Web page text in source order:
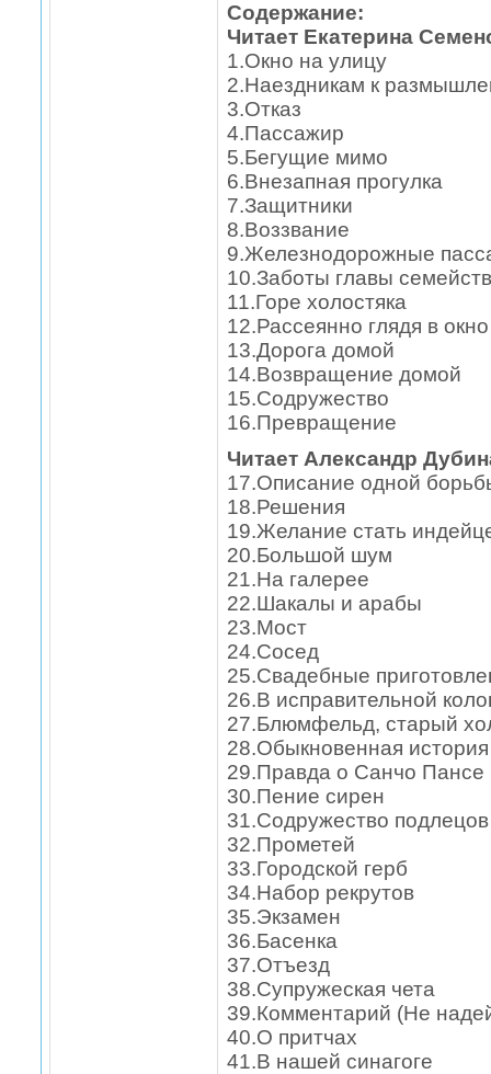
Содержание:
Читает Екатерина
1.Окно на улицу
2.Наездникам к
3.Отказ
4.Пассажир
5.Бегущие мимо
6.Внезапная прогулка
7.Защитники
8.Воззвание
9.Железнодорожные
10.Заботы главы
11.Горе холостяка
12.Рассеянно глядя в окно
13.Дорога домой
14.Возвращение домой
15.Содружество
16.Превращение
Читает Александр
17.Описание одной
18.Решения
19.Желание стать
20.Большой шум
21.На галерее
22.Шакалы и арабы
23.Мост
24.Сосед
25.Свадебные
26.В исправительной
27.Блюмфельд, старый
28.Обыкновенная история
29.Правда о Санчо Пансе
30.Пение сирен
31.Содружество подлецов
32.Прометей
33.Городской герб
34.Набор рекрутов
35.Экзамен
36.Басенка
37.Отъезд
38.Супружеская чета
39.Комментарий (Не
40.О притчах
41.В нашей синагоге